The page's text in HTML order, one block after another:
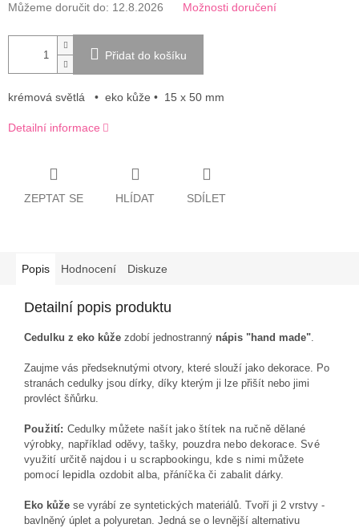
Můžeme doručit do: 12.8.2026 Možnosti doručení
Přidat do košíku
krémová světlá • eko kůže • 15 x 50 mm
Detailní informace
ZEPTAT SE HLÍDAT SDÍLET
Popis Hodnocení Diskuze
Detailní popis produktu
Cedulku z eko kůže zdobí jednostranný nápis "hand made"
Zaujme vás předseknutými otvory, které slouží jako dekorace. Po
stranách cedulky jsou dírky, díky kterým ji lze přišít nebo jimi
provléct šňůrku.
Použití: Cedulky můžete našít jako štítek na ručně dělané
výrobky, například oděvy, tašky, pouzdra nebo dekorace. Své
využití určitě najdou i u scrapbookingu, kde s nimi můžete
pomocí lepidla ozdobit alba, přáníčka či zabalit dárky.
Eko kůže se vyrábí ze syntetických materiálů. Tvoří ji 2 vrstvy -
bavlněný úplet a polyuretan. Jedná se o levnější alternativu